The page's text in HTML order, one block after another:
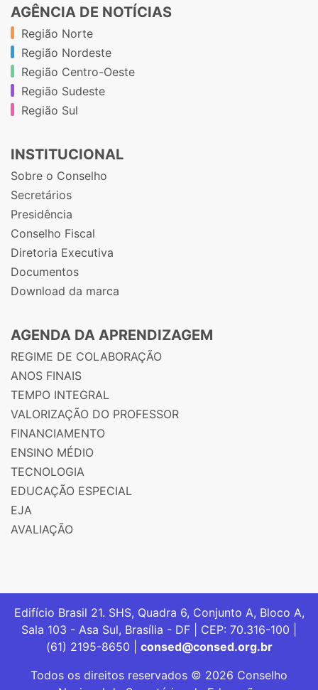
AGÊNCIA DE NOTÍCIAS
Região Norte
Região Nordeste
Região Centro-Oeste
Região Sudeste
Região Sul
INSTITUCIONAL
Sobre o Conselho
Secretários
Presidência
Conselho Fiscal
Diretoria Executiva
Documentos
Download da marca
AGENDA DA APRENDIZAGEM
REGIME DE COLABORAÇÃO
ANOS FINAIS
TEMPO INTEGRAL
VALORIZAÇÃO DO PROFESSOR
FINANCIAMENTO
ENSINO MÉDIO
TECNOLOGIA
EDUCAÇÃO ESPECIAL
EJA
AVALIAÇÃO
Edifício Brasil 21. SHS, Quadra 6, Conjunto A, Bloco A,
Sala 103 - Asa Sul, Brasília - DF | CEP: 70.316-100 |
(61) 2195-8650 | consed@consed.org.br
Todos os direitos reservados © 2026 Conselho